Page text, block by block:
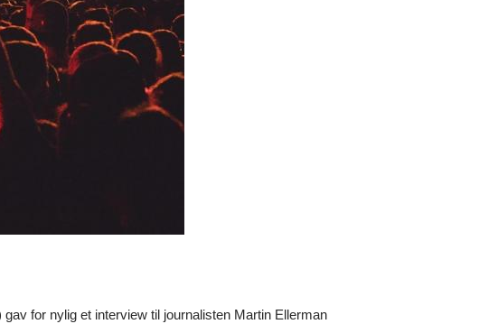
for nylig et interview til journalisten Martin Ellerman